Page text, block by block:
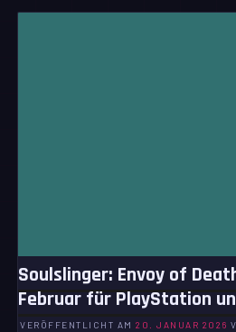
Soulslinger: Envoy of
Februar für PlayStation
VERÖFFENTLICHT AM20. JANUAR 2026